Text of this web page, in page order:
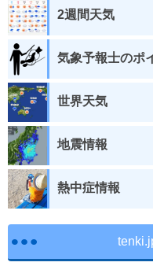
2週間天気
気象予報士のポ
世界天気
地震情報
熱中症情報